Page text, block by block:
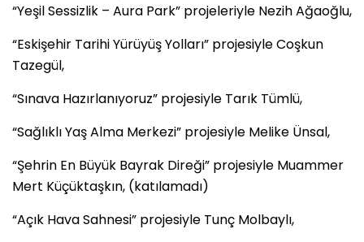
“Yeşil Sessizlik – Aura Park” projeleriyle Nezih Ağaoğlu,
“Eskişehir Tarihi Yürüyüş Yolları” projesiyle Coşkun
Tazegül,
“Sınava Hazırlanıyoruz” projesiyle Tarık Tümlü,
“Sağlıklı Yaş Alma Merkezi” projesiyle Melike Ünsal,
“Şehrin En Büyük Bayrak Direği” projesiyle Muammer
Mert Küçüktaşkın, (katılamadı)
“Açık Hava Sahnesi” projesiyle Tunç Molbaylı,